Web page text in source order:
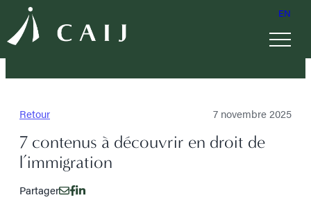
EN
Retour 7 novembre 2025
7 contenus à découvrir en droit de
l’immigration
Partager